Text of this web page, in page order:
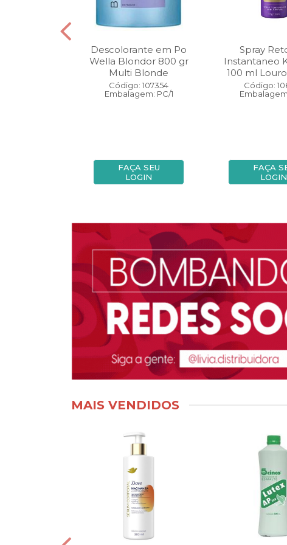
Descolorante em Po
Wella Blondor 800 gr
Multi Blonde
Código: 107354
Embalagem: PC/1
FAÇA SEU
LOGIN
Spray
Instantaneo
100 ml
Código:
FAÇA
LOGIN
MAIS VENDIDOS